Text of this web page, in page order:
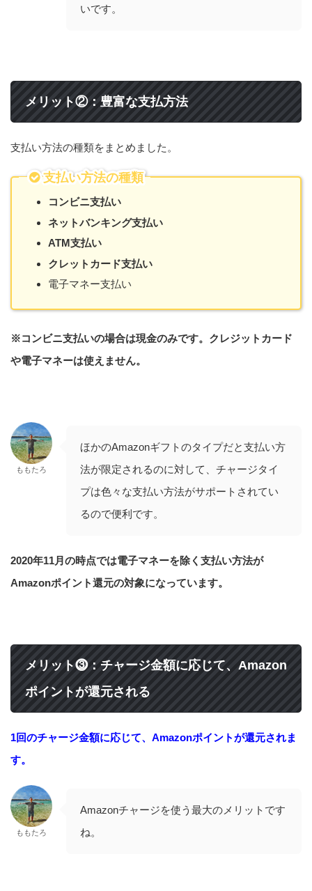
いです。
メリット②：豊富な支払方法
支払い方法の種類をまとめました。
支払い方法の種類
コンビニ支払い
ネットバンキング支払い
ATM支払い
クレットカード支払い
電子マネー支払い
※コンビニ支払いの場合は現金のみです。クレジットカード
や電子マネーは使えません。
ももたろ
ほかのAmazonギフトのタイプだと支払い方
法が限定されるのに対して、チャージタイ
プは色々な支払い方法がサポートされてい
るので便利です。
2020年11月の時点では電子マネーを除く支払い方法が
Amazonポイント還元の対象になっています。
メリット⓷：チャージ金額に応じて、Amazon
ポイントが還元される
1回のチャージ金額に応じて、Amazonポイントが還元されま
す。
ももたろ
Amazonチャージを使う最大のメリットです
ね。